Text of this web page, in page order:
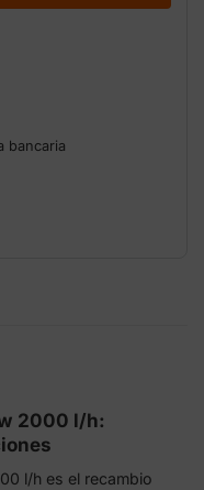
bancaria
2000 l/h:
l/h es el recambio